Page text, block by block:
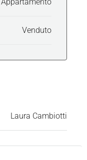
Venduto
Laura Cambiotti